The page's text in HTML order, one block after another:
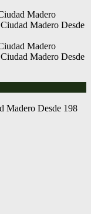
Madero Desde 198